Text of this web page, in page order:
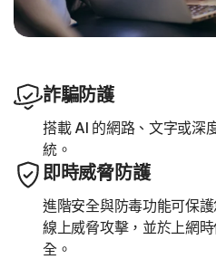
詐騙防護
搭載 AI 的網路、文字或深
統。
即時威脅防護
進階安全與防毒功能可保
線上威脅攻擊，並於上網
全。